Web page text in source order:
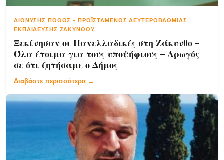
ΔΙΟΝΎΣΗΣ ΠΌΘΟΣ - ΠΡΟΪΣΤΆΜΕΝΟΣ ΔΕΥΤΕΡΟΒΆΘΜΙΑΣ
ΕΚΠΑΊΔΕΥΣΗΣ ΖΑΚΎΝΘΟΥ
Ξεκίνησαν οι Πανελλαδικές στη Ζάκυνθο –
Όλα έτοιμα για τους υποψήφιους – Αρωγός
σε ότι ζητήσαμε ο Δήμος
Διαβάστε περισσότερα →